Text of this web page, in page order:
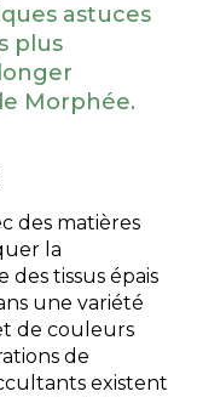
astuces
plus
Morphée.
des matières
la
tissus épais
une variété
de couleurs
de
existent